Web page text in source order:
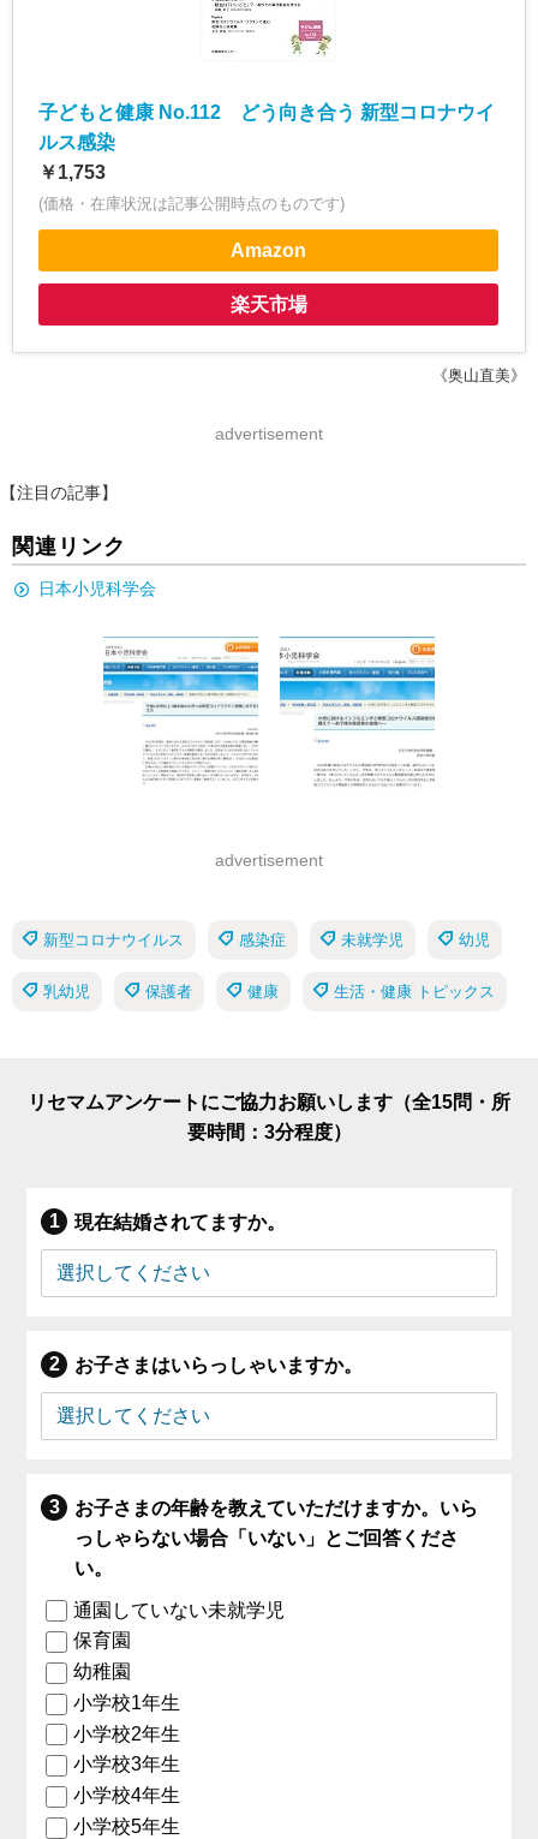
子どもと健康 No.112 どう向き合う 新型コロナウイ
ルス感染
￥1,753
(価格・在庫状況は記事公開時点のものです)
Amazon
楽天市場
《奥山直美》
advertisement
【注目の記事】
関連リンク
日本小児科学会
advertisement
新型コロナウイルス 感染症 未就学児 幼児
乳幼児 保護者 健康 生活・健康 トピックス
リセマムアンケートにご協力お願いします（全15問・所
要時間：3分程度）
現在結婚されてますか。
お子さまはいらっしゃいますか。
お子さまの年齢を教えていただけますか。いら
っしゃらない場合「いない」とご回答くださ
い。
通園していない未就学児
保育園
幼稚園
小学校1年生
小学校2年生
小学校3年生
小学校4年生
小学校5年生